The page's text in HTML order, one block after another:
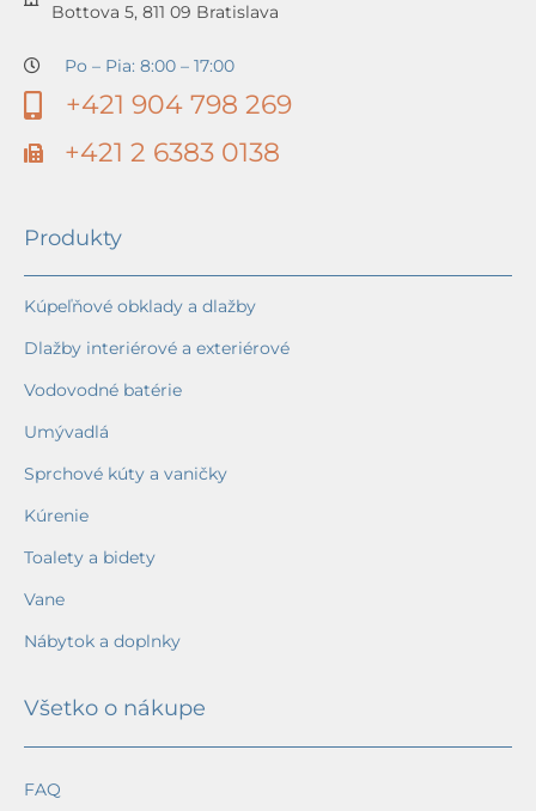
Bottova 5, 811 09 Bratislava
Po – Pia: 8:00 – 17:00
+421 904 798 269
+421 2 6383 0138
Produkty
Kúpeľňové obklady a dlažby
Dlažby interiérové a exteriérové
Vodovodné batérie
Umývadlá
Sprchové kúty a vaničky
Kúrenie
Toalety a bidety
Vane
Nábytok a doplnky
Všetko o nákupe
FAQ